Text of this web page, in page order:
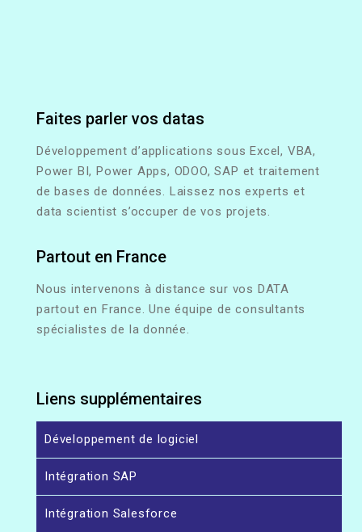
Faites parler vos datas
Développement d’applications sous Excel, VBA,
Power BI, Power Apps, ODOO, SAP et traitement
de bases de données. Laissez nos experts et
data scientist s’occuper de vos projets.
Partout en France
Nous intervenons à distance sur vos DATA
partout en France. Une équipe de consultants
spécialistes de la donnée.
Liens supplémentaires
Développement de logiciel
Intégration SAP
Intégration Salesforce